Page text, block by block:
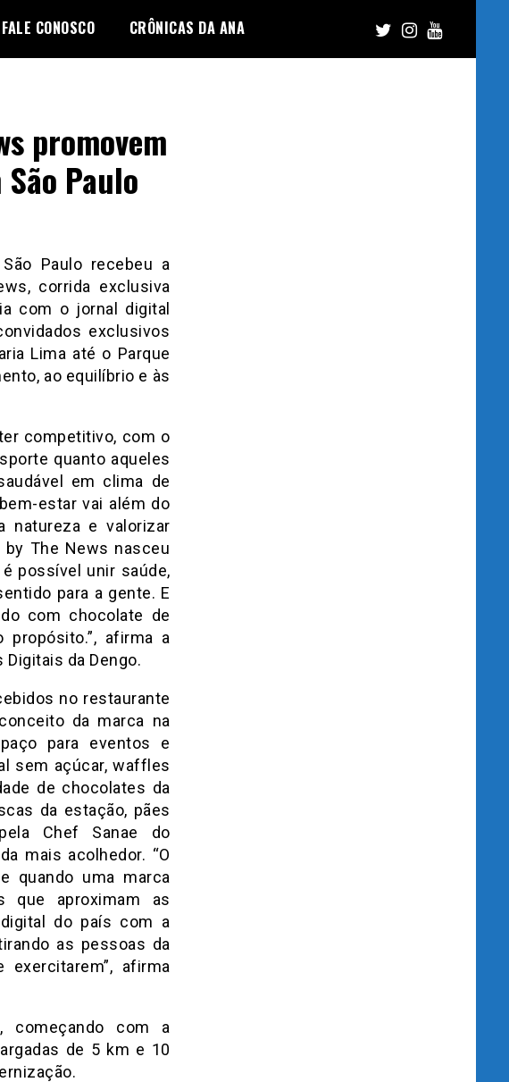
FALE CONOSCO CRÔNICAS DA ANA
promovem
Paulo
Paulo recebeu a
corrida exclusiva
com o jornal digital
exclusivos
Lima até o Parque
ao equilíbrio e às
competitivo, com o
quanto aqueles
em clima de
estar vai além do
natureza e valorizar
The News nasceu
possível unir saúde,
para a gente. E
com chocolate de
afirma a
Digitais da Dengo.
no restaurante
da marca na
para eventos e
sem açúcar, waffles
de chocolates da
da estação, pães
Chef Sanae do
mais acolhedor. “O
quando uma marca
que aproximam as
do país com a
as pessoas da
afirma
começando com a
de 5 km e 10